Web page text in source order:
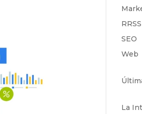
RRSS
SEO
Web
La